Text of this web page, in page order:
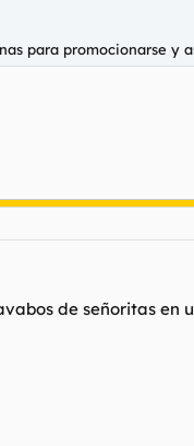
para promocionarse y
de señoritas en